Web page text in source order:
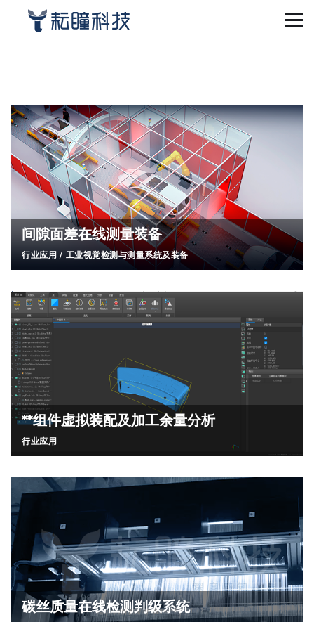
间隙面差在线测量装备
行业应用 / 工业视觉检测与测量系统及装备
**组件虚拟装配及加工余量分析
行业应用
碳丝质量在线检测判级系统